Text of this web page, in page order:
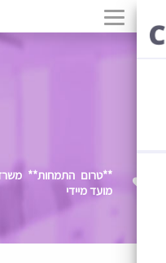
**טרום התמחות** משרד
מועד מיידי